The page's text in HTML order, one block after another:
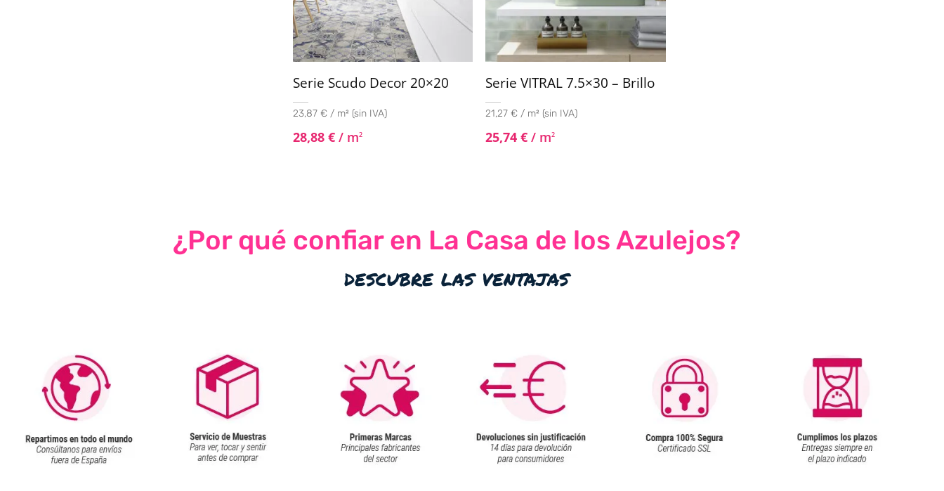
Serie Scudo Decor 20×20
23,87 € / m² (sin IVA)
28,88 € / m2
Serie VITRAL 7.5×30 – Brillo
21,27 € / m² (sin IVA)
25,74€ / m2
¿Por qué confiar en La Casa de los Azulejos?
descubre las ventajas